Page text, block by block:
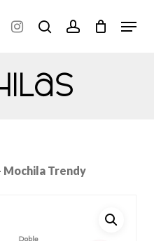
search accountMenu
Mochila Trendy